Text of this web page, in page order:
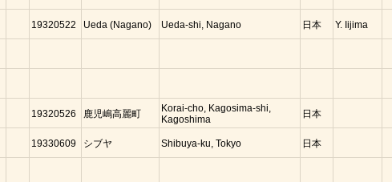
19320522 Ueda (Nagano) Ueda-shi, Nagano 日本 Y. Iijima
19320526 鹿児嶋高麗町
Korai-cho, Kagosima-shi,
Kagoshima
日本
19330609 シブヤ Shibuya-ku, Tokyo 日本